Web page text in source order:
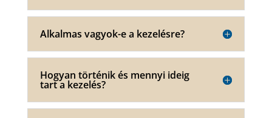
Alkalmas vagyok-e a kezelésre?
Hogyan történik és mennyi ideig
tart a kezelés?